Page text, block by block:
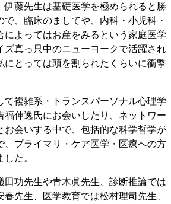
伊藤先生は基礎医学を極められると勝
、臨床のましてや、内科・小児科・
によってはお産をみるという家庭医学
ズ真っ只中のニューヨークで活躍され
にとっては頭を割られたくらいに衝撃
て複雑系・トランスパーソナル心理学
福伸逸氏にお会いしたり、ネットワー
お会いする中で、包括的な科学哲学が
、プライマリ・ケア医学・医療への方
た。
田功先生や青木眞先生、診断推論では
先生、医学教育では松村理司先生、